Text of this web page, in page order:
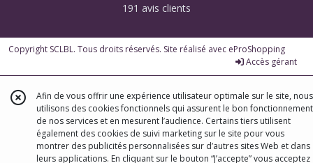
191 avis clients
Copyright SCLBL. Tous droits réservés. Site réalisé avec eProShopping
Accès gérant
Afin de vous offrir une expérience utilisateur optimale sur le site, nous
utilisons des cookies fonctionnels qui assurent le bon fonctionnement
de nos services et en mesurent l’audience. Certains tiers utilisent
également des cookies de suivi marketing sur le site pour vous
montrer des publicités personnalisées sur d’autres sites Web et dans
leurs applications. En cliquant sur le bouton “J’accepte” vous acceptez